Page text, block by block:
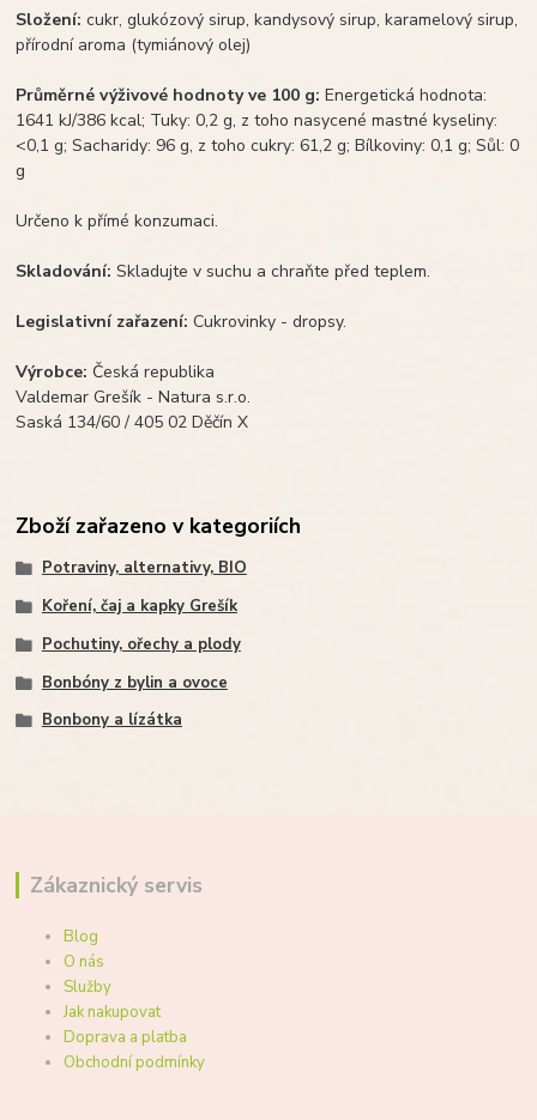
Složení: cukr, glukózový sirup, kandysový sirup, karamelový sirup,
přírodní aroma (tymiánový olej)
Průměrné výživové hodnoty ve 100 g: Energetická hodnota:
1641 kJ/386 kcal; Tuky: 0,2 g, z toho nasycené mastné kyseliny:
<0,1 g; Sacharidy: 96 g, z toho cukry: 61,2 g; Bílkoviny: 0,1 g; Sůl: 0
g
Určeno k přímé konzumaci.
Skladování:Skladujte v suchu a chraňte před teplem.
Legislativní zařazení:Cukrovinky - dropsy.
Výrobce: Česká republika
Valdemar Grešík - Natura s.r.o.
Saská 134/60 / 405 02 Děčín X
Zboží zařazeno v kategoriích
Potraviny, alternativy, BIO
Koření, čaj a kapky Grešík
Pochutiny, ořechy a plody
Bonbóny z bylin a ovoce
Bonbony a lízátka
Zákaznický servis
Blog
O nás
Služby
Jak nakupovat
Doprava a platba
Obchodní podmínky